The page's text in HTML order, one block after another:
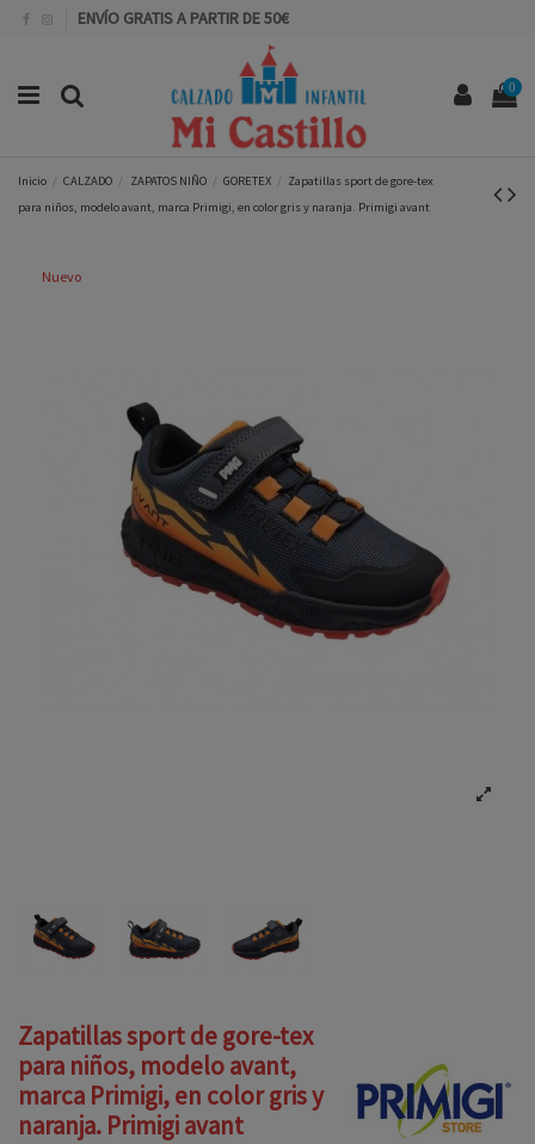
ENVÍO GRATIS A PARTIR DE 50€
0
Inicio CALZADO ZAPATOS NIÑO GORETEX
Zapatillas sport de gore-tex
para niños, modelo avant, marca Primigi, en color gris y naranja. Primigi avant
Nuevo
Zapatillas sport de gore-tex
para niños, modelo avant,
marca Primigi, en color gris y
naranja. Primigi avant